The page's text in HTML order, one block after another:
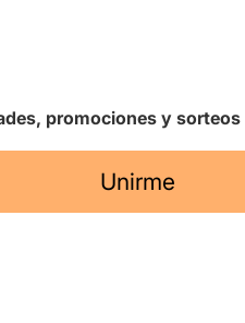
promociones y sorteos
Unirme